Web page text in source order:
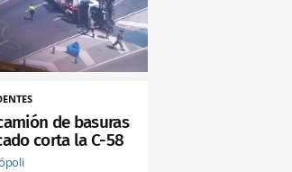
de basuras
corta la C-58